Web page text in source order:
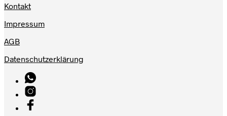
Kontakt
Impressum
AGB
Datenschutzerklärung